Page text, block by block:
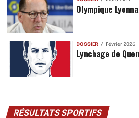
Olympique
DOSSIER Février 2026
Lynchage de
RÉSULTATS SPORTIFS